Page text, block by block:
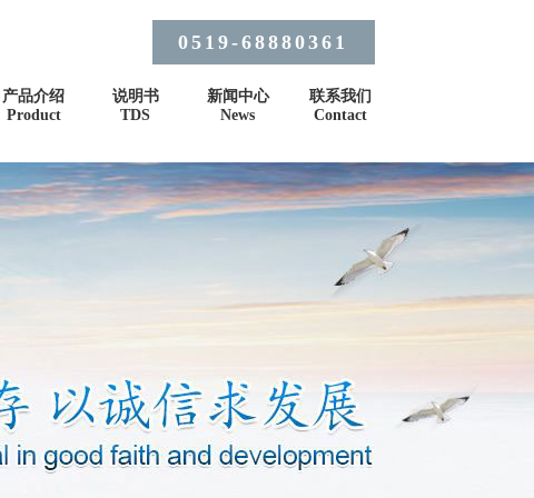
0519-68880361
产品介绍
Product
说明书
TDS
新闻中心
News
联系我们
Contact